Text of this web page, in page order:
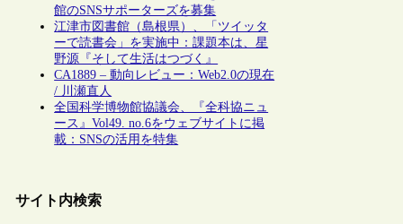
館のSNSサポーターズを募集
江津市図書館（島根県）、「ツイッタ
ーで読書会」を実施中：課題本は、星
野源『そして生活はつづく』
CA1889 – 動向レビュー：Web2.0の現在
/ 川瀬直人
全国科学博物館協議会、『全科協ニュ
ース』Vol49. no.6をウェブサイトに掲
載：SNSの活用を特集
サイト内検索